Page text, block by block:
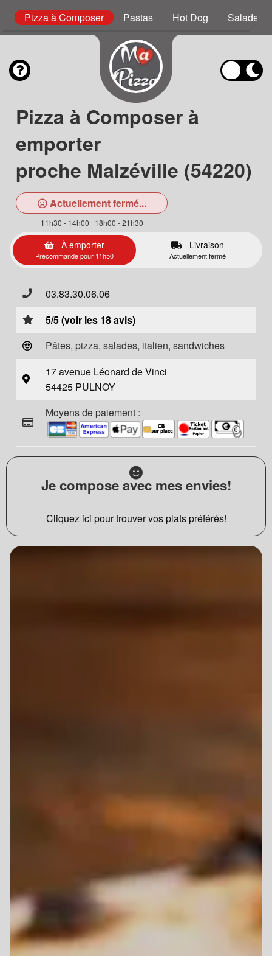
Pizza à Composer Pastas Hot Dog Salades
Pizza à Composer à
emporter
proche Malzéville (54220)
Actuellement fermé...
11h30 - 14h00 | 18h00 - 21h30
À emporter
Précommande pour 11h50
Livraison
Actuellement fermé
03.83.30.06.06
5/5 (voir les 18 avis)
Pâtes, pizza, salades, italien, sandwiches
17 avenue Léonard de Vinci
54425 PULNOY
Moyens de paiement :
Je compose avec mes envies!
Cliquez ici pour trouver vos plats préférés!